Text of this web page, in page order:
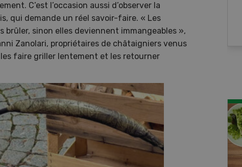
C’est l’occasion aussi d’observer la
qui demande un réel savoir-faire. « Les
brûler, sinon elles deviennent immangeables »,
Zanolari, propriétaires de châtaigniers venus
faire griller lentement et les retourner
EN SAVOIR PLUS